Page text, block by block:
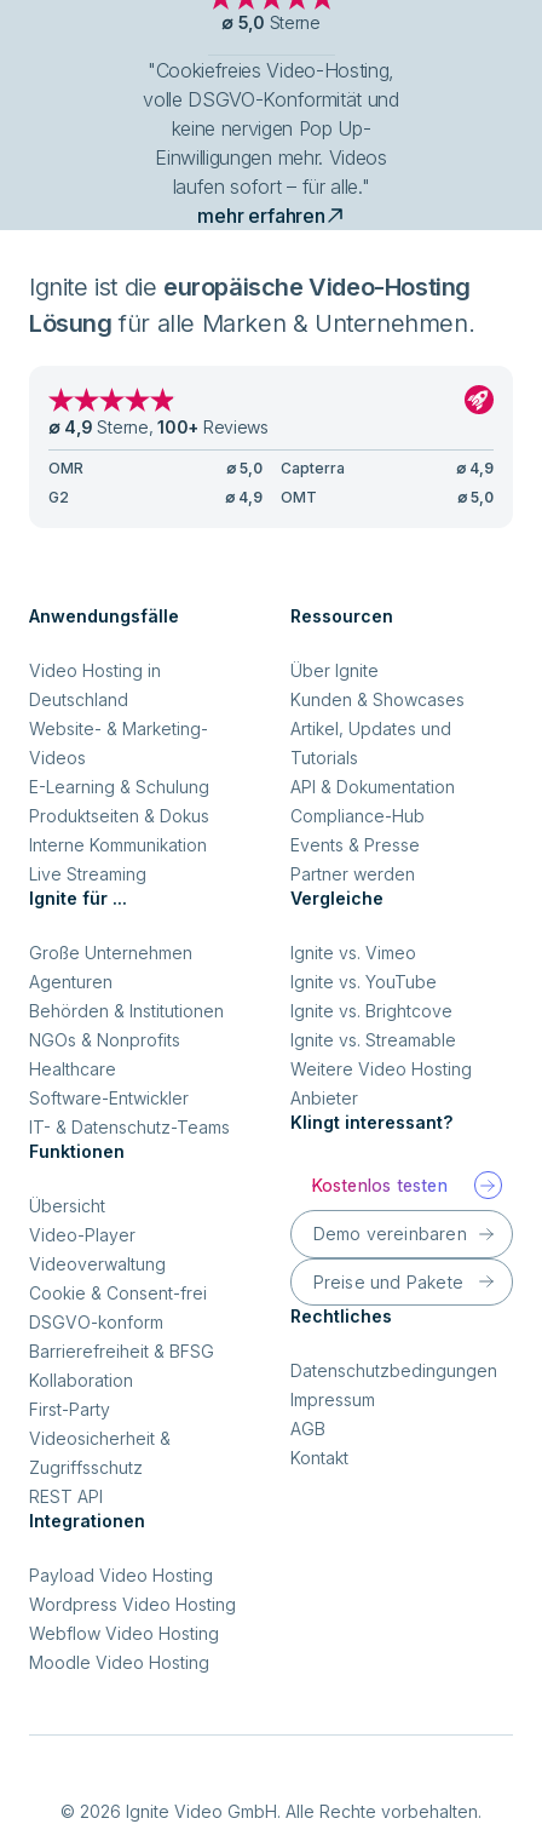
∅ 5,0 Sterne
"Cookiefreies Video-Hosting,
volle DSGVO-Konformität und
keine nervigen Pop Up-
Einwilligungen mehr. Videos
laufen sofort – für alle."
mehr erfahren
Ignite ist die europäische Video-Hosting
Lösung für alle Marken & Unternehmen.
∅ 4,9 Sterne,100+ Reviews
OMR ∅ 5,0 Capterra ∅ 4,9
G2
∅ 4,9 OMT ∅ 5,0
Anwendungsfälle
Video Hosting in
Deutschland
Website- & Marketing-
Videos
E-Learning & Schulung
Produktseiten & Dokus
Interne Kommunikation
Live Streaming
Ignite für ...
Große Unternehmen
Agenturen
Behörden & Institutionen
NGOs & Nonprofits
Healthcare
Software-Entwickler
IT- & Datenschutz-Teams
Funktionen
Übersicht
Video-Player
Videoverwaltung
Cookie & Consent-frei
DSGVO-konform
Barrierefreiheit & BFSG
Kollaboration
First-Party
Videosicherheit &
Zugriffsschutz
REST API
Integrationen
Payload Video Hosting
Wordpress Video Hosting
Webflow Video Hosting
Moodle Video Hosting
Ressourcen
Über Ignite
Kunden & Showcases
Artikel, Updates und
Tutorials
API & Dokumentation
Compliance-Hub
Events & Presse
Partner werden
Vergleiche
Ignite vs. Vimeo
Ignite vs. YouTube
Ignite vs. Brightcove
Ignite vs. Streamable
Weitere Video Hosting
Anbieter
Klingt interessant?
Kostenlos testen
Demo vereinbaren
Preise und Pakete
Rechtliches
Datenschutzbedingungen
Impressum
AGB
Kontakt
© 2026 Ignite Video GmbH. Alle Rechte vorbehalten.